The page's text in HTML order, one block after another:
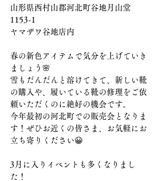
山形県西村山郡河北町谷地月山堂
1153-1
ヤマザワ谷地店内
春の新色アイテムで気分を上げていき
ましょう🌸
雪もだんだんと溶けてきて、新しい靴
の購入や、履いている靴の修理をご依
頼いただくのに絶好の機会です。
今年最初の河北町での販売会となりま
す！ぜひお近くの皆さま、お気軽にお
立ち寄りください😀
3月に入りイベントも多くなりまし
た！